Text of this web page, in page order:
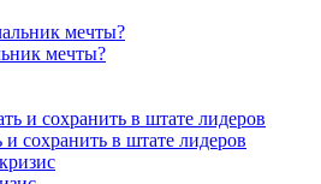
мечты?
сохранить в штате лидеров